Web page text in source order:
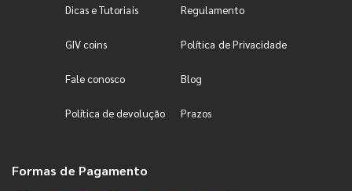
Dicas e Tutoriais Regulamento
GIV coins Política de Privacidade
Fale conosco Blog
Política de devolução Prazos
Formas de Pagamento